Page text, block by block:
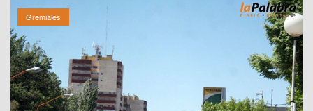
Gremiales